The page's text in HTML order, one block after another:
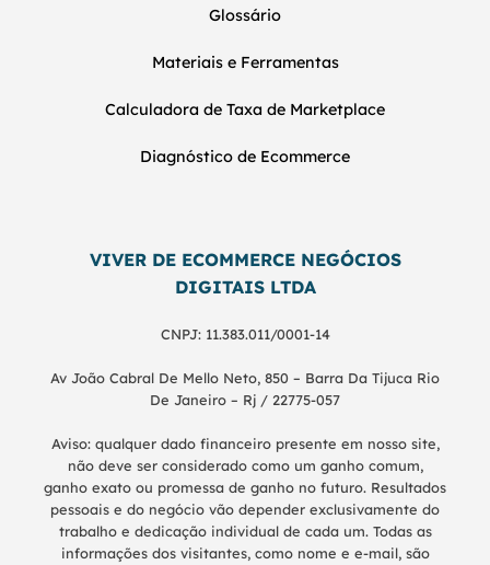
Glossário
Materiais e Ferramentas
Calculadora de Taxa de Marketplace
Diagnóstico de Ecommerce
VIVER DE ECOMMERCE NEGÓCIOS
DIGITAIS LTDA
CNPJ: 11.383.011/0001-14
Av João Cabral De Mello Neto, 850 – Barra Da Tijuca Rio
De Janeiro – Rj / 22775-057
Aviso: qualquer dado financeiro presente em nosso site,
não deve ser considerado como um ganho comum,
ganho exato ou promessa de ganho no futuro. Resultados
pessoais e do negócio vão depender exclusivamente do
trabalho e dedicação individual de cada um. Todas as
informações dos visitantes, como nome e e-mail, são